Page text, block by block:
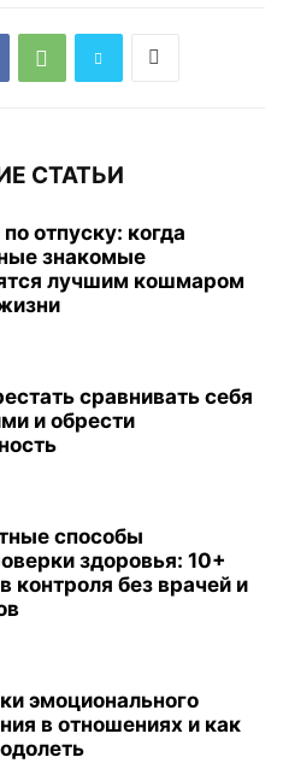
СТАТЬИ
отпуску: когда
знакомые
лучшим кошмаром
сравнивать себя
и обрести
способы
здоровья: 10+
контроля без врачей и
эмоционального
в отношениях и как